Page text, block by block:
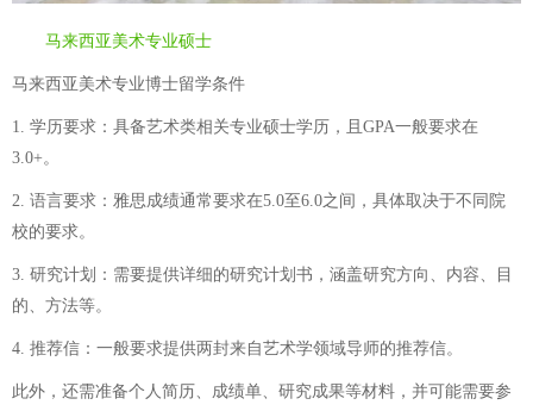
马来西亚美术专业硕士
马来西亚美术专业博士留学条件
1. 学历要求：具备艺术类相关专业硕士学历，且GPA一般要求在
3.0+。
2. 语言要求：雅思成绩通常要求在5.0至6.0之间，具体取决于不同院
校的要求。
3. 研究计划：需要提供详细的研究计划书，涵盖研究方向、内容、目
的、方法等。
4. 推荐信：一般要求提供两封来自艺术学领域导师的推荐信。
此外，还需准备个人简历、成绩单、研究成果等材料，并可能需要参